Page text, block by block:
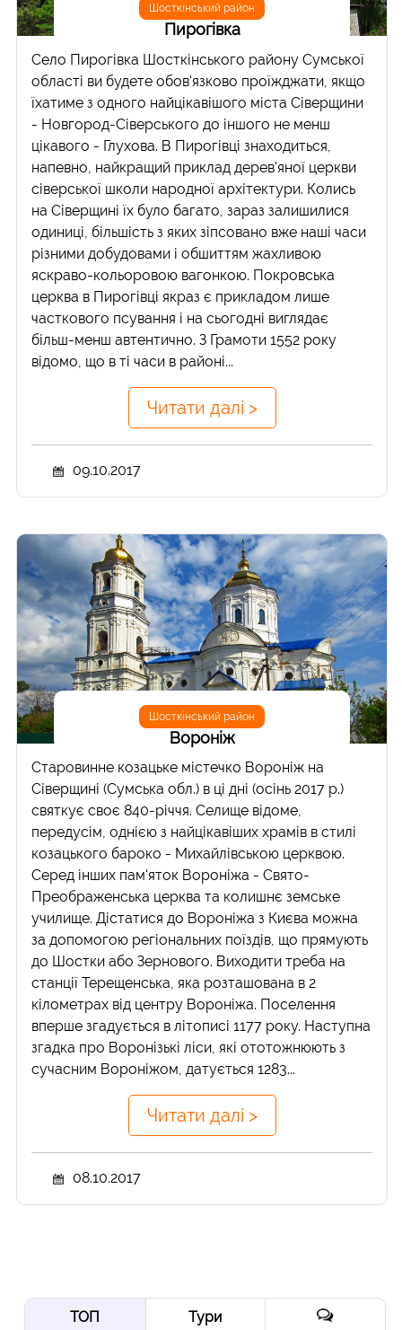
Шосткінський район
Пирогівка
Село Пирогівка Шосткінського району Сумської
області ви будете обов'язково проїжджати, якщо
їхатиме з одного найцікавішого міста Сіверщини
- Новгород-Сіверського до іншого не менш
цікавого - Глухова. В Пирогівці знаходиться,
напевно, найкращий приклад дерев'яної церкви
сіверської школи народної архітектури. Колись
на Сіверщині їх було багато, зараз залишилися
одиниці, більшість з яких зіпсовано вже наші часи
різними добудовами і обшиттям жахливою
яскраво-кольоровою вагонкою. Покровська
церква в Пирогівці якраз є прикладом лише
часткового псування і на сьогодні виглядає
більш-менш автентично. З Грамоти 1552 року
відомо, що в ті часи в районі...
Читати далі >
09.10.2017
Шосткінський район
Вороніж
Старовинне козацьке містечко Вороніж на
Сіверщині (Сумська обл.) в ці дні (осінь 2017 р.)
святкує своє 840-річчя. Селище відоме,
передусім, однією з найцікавіших храмів в стилі
козацького бароко - Михайлівською церквою.
Серед інших пам'яток Вороніжа - Свято-
Преображенська церква та колишнє земське
училище. Дістатися до Вороніжа з Києва можна
за допомогою регіональних поїздів, що прямують
до Шостки або Зернового. Виходити треба на
станції Терещенська, яка розташована в 2
кілометрах від центру Вороніжа. Поселення
вперше згадується в літописі 1177 року. Наступна
згадка про Воронізькі ліси, які ототожнюють з
сучасним Вороніжом, датується 1283...
Читати далі >
08.10.2017
ТОП Тури